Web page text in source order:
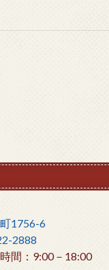
1756-6
2888
間：9:00－18:00